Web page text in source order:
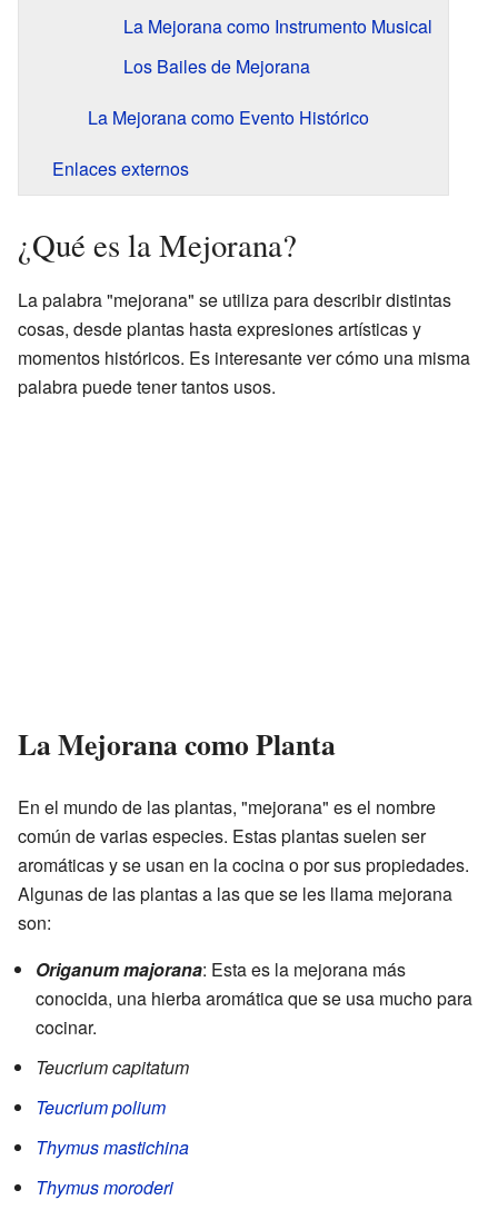
La Mejorana como Instrumento Musical
Los Bailes de Mejorana
La Mejorana como Evento Histórico
Enlaces externos
¿Qué es la Mejorana?
La palabra "mejorana" se utiliza para describir distintas
cosas, desde plantas hasta expresiones artísticas y
momentos históricos. Es interesante ver cómo una misma
palabra puede tener tantos usos.
La Mejorana como Planta
En el mundo de las plantas, "mejorana" es el nombre
común de varias especies. Estas plantas suelen ser
aromáticas y se usan en la cocina o por sus propiedades.
Algunas de las plantas a las que se les llama mejorana
son:
Origanum majorana: Esta es la mejorana más
conocida, una hierba aromática que se usa mucho para
cocinar.
Teucrium capitatum
Teucrium polium
Thymus mastichina
Thymus moroderi